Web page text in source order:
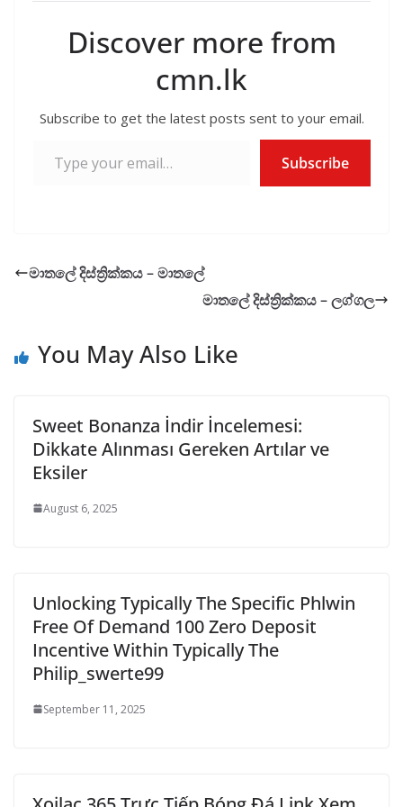
e
b
k
itt
er
ai
l
at
s
A
p
p
er ar
e
Discover more from
cmn.lk
Subscribe to get the latest posts sent to your email.
Subscribe
මාතලේ දිස්ත්‍රික්කය – මාතලේ
මාතලේ දිස්ත්‍රික්කය – ලග්ගල
You May Also Like
Sweet Bonanza İndir İncelemesi:
Dikkate Alınması Gereken Artılar ve
Eksiler
August 6, 2025
Unlocking Typically The Specific Phlwin
Free Of Demand 100 Zero Deposit
Incentive Within Typically The
Philip_swerte99
September 11, 2025